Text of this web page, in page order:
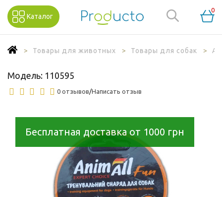
Каталог
0
Товары для животных Товары для собак
Модель: 110595
0 отзывов/Написать отзыв
Бесплатная доставка от 1000 грн